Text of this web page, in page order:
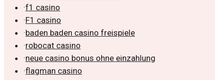
·f1 casino
·F1 casino
·baden baden casino freispiele
·robocat casino
·neue casino bonus ohne einzahlung
·flagman casino